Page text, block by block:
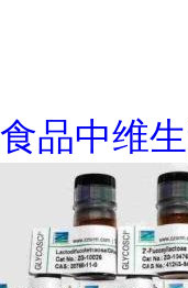
食品中维